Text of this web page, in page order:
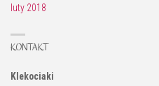
luty 2018
KONTAKT
Klekociaki